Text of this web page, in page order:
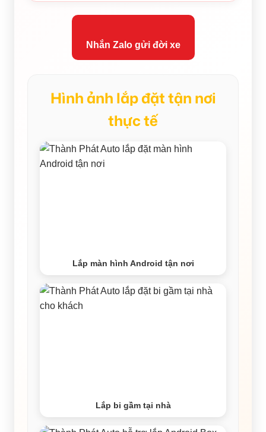
Nhắn Zalo gửi đời xe
Hình ảnh lắp đặt tận nơi
thực tế
Lắp màn hình Android tận nơi
Lắp bi gầm tại nhà